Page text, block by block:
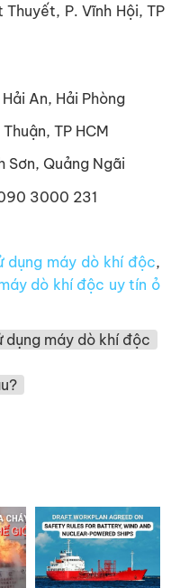
P. Vĩnh Hội, TP
An, Hải Phòng
TP HCM
Sơn, Quảng Ngãi
3000 231
dụng máy dò khí độc,
dò khí độc uy tín ỏ
dụng máy dò khí độc